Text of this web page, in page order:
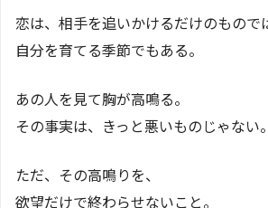
恋は、相手を追いかけるだけのもので
自分を育てる季節でもある。
あの人を見て胸が高鳴る。
その事実は、きっと悪いものじゃない。
ただ、その高鳴りを、
欲望だけで終わらせないこと。